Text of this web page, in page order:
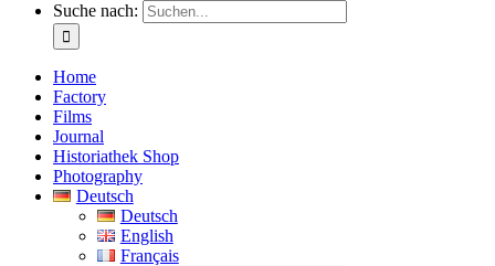
Suche nach:
Home
Factory
Films
Journal
Historiathek Shop
Photography
Deutsch
Deutsch
English
Français